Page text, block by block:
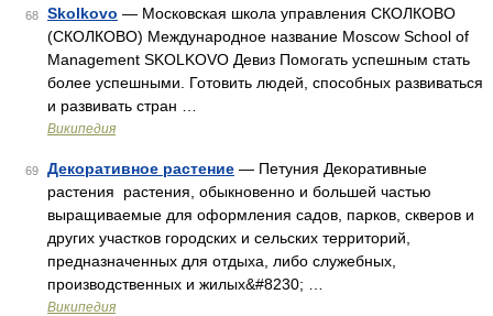
68 Skolkovo — Московская школа управления СКОЛКОВО
(СКОЛКОВО) Международное название Moscow School of
Management SKOLKOVO Девиз Помогать успешным стать
более успешными. Готовить людей, способных развиваться
и развивать стран …
Википедия
69 Декоративное растение — Петуния Декоративные
растения растения, обыкновенно и большей частью
выращиваемые для оформления садов, парков, скверов и
других участков городских и сельских территорий,
предназначенных для отдыха, либо служебных,
производственных и жилых&#8230; …
Википедия